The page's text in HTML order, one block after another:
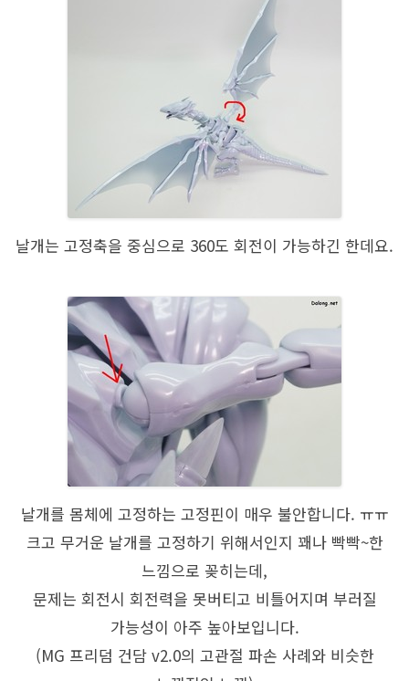
날개는 고정축을 중심으로 360도 회전이 가능하긴 한데요.
날개를 몸체에 고정하는 고정핀이 매우 불안합니다. ㅠㅠ
크고 무거운 날개를 고정하기 위해서인지 꽤나 빡빡~한
느낌으로 꽂히는데,
문제는 회전시 회전력을 못버티고 비틀어지며 부러질
가능성이 아주 높아보입니다.
(MG 프리덤 건담 v2.0의 고관절 파손 사례와 비슷한